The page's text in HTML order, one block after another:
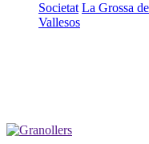
Societat La Grossa
Vallesos